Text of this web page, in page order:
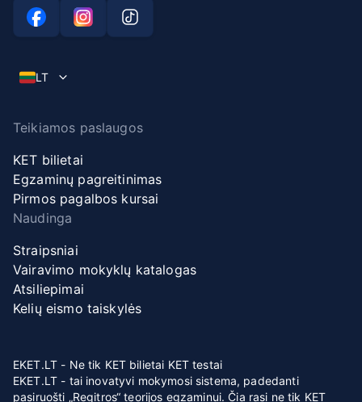
LT
Teikiamos paslaugos
KET bilietai
Egzaminų pagreitinimas
Pirmos pagalbos kursai
Naudinga
Straipsniai
Vairavimo mokyklų katalogas
Atsiliepimai
Kelių eismo taiskylės
EKET.LT - Ne tik KET bilietai KET testai
EKET.LT - tai inovatyvi mokymosi sistema, padedanti
pasiruošti „Regitros“ teorijos egzaminui. Čia rasi ne tik KET